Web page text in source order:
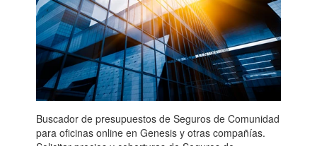
Buscador de presupuestos de Seguros de Comunidad
para oficinas online en Genesis y otras compañías.